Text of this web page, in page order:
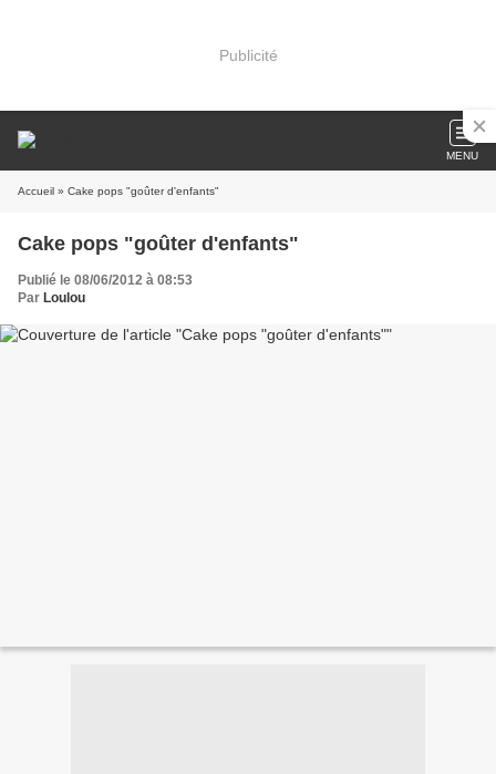
Publicité
MENU
Accueil » Cake pops "goûter d'enfants"
Cake pops "goûter d'enfants"
Publié le 08/06/2012 à 08:53
Par Loulou